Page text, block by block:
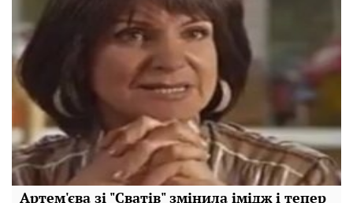
Артем'єва зі "Сватів" змінила імідж і тепер